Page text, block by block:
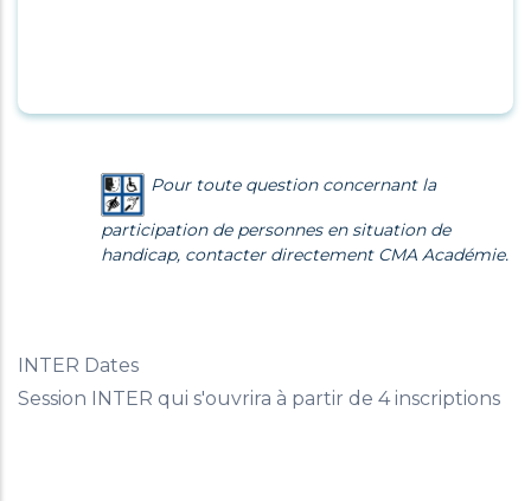
Pour toute question concernant la
participation de personnes en situation de
handicap, contacter directement CMA Académie.
INTER Dates
Session INTER qui s'ouvrira à partir de 4 inscriptions